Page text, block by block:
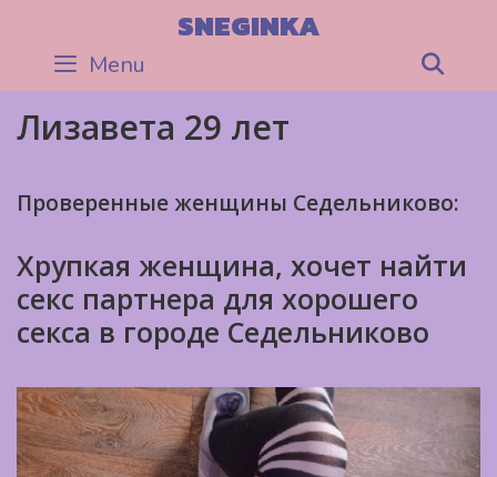
content
SNEGINKA
Menu
Лизавета 29 лет
Проверенные женщины Седельниково:
Хрупкая женщина, хочет найти
секс партнера для хорошего
секса в городе Седельниково